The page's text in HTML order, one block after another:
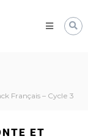
Français – Cycle 3
ET